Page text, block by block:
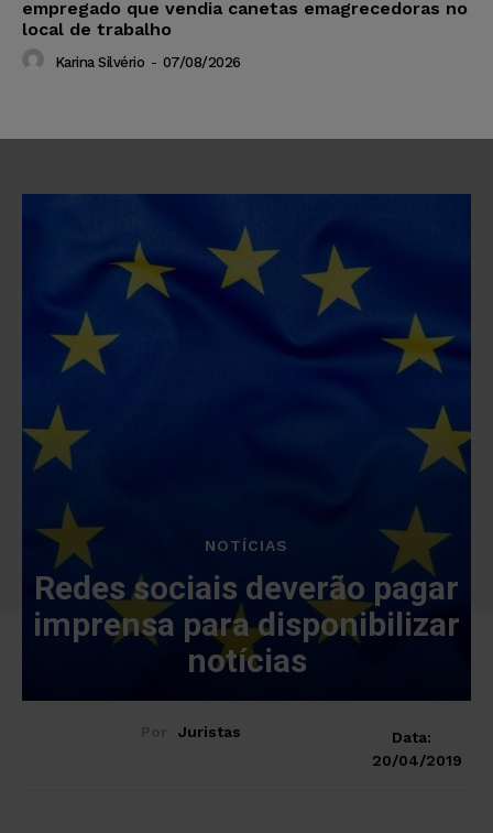
empregado que vendia canetas emagrecedoras no
local de trabalho
Karina Silvério - 07/08/2026